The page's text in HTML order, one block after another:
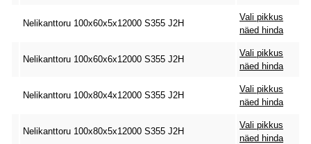
Nelikanttoru 100x60x5x12000 S355 J2H
Vali pikkus
näed hinda
Nelikanttoru 100x60x6x12000 S355 J2H
Vali pikkus
näed hinda
Nelikanttoru 100x80x4x12000 S355 J2H
Vali pikkus
näed hinda
Nelikanttoru 100x80x5x12000 S355 J2H
Vali pikkus
näed hinda